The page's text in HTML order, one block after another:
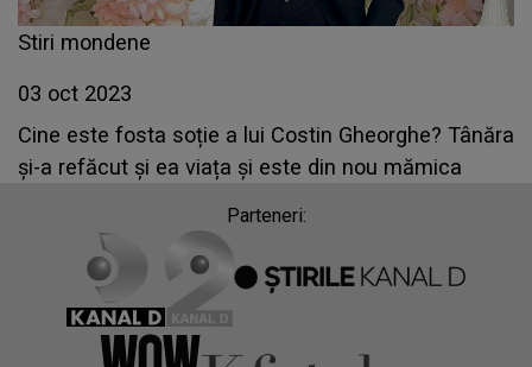
Stiri mondene
03 oct 2023
Cine este fosta soție a lui Costin Gheorghe? Tânăra
și-a refăcut și ea viața și este din nou mămica
Parteneri: